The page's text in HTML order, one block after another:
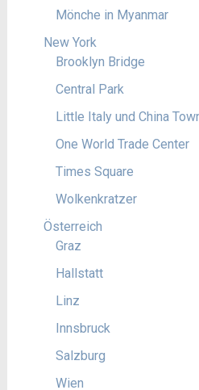
Mönche in Myanmar
New York
Brooklyn Bridge
Central Park
Little Italy und China
One World Trade Center
Times Square
Wolkenkratzer
Österreich
Graz
Hallstatt
Linz
Innsbruck
Salzburg
Wien